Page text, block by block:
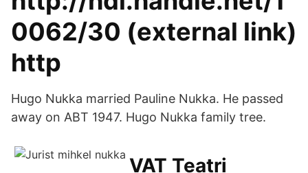
0062/30 (external link)
http
Hugo Nukka married Pauline Nukka. He passed
away on ABT 1947. Hugo Nukka family tree.
VAT Teatri